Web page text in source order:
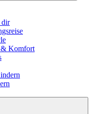
dir
& Komfort